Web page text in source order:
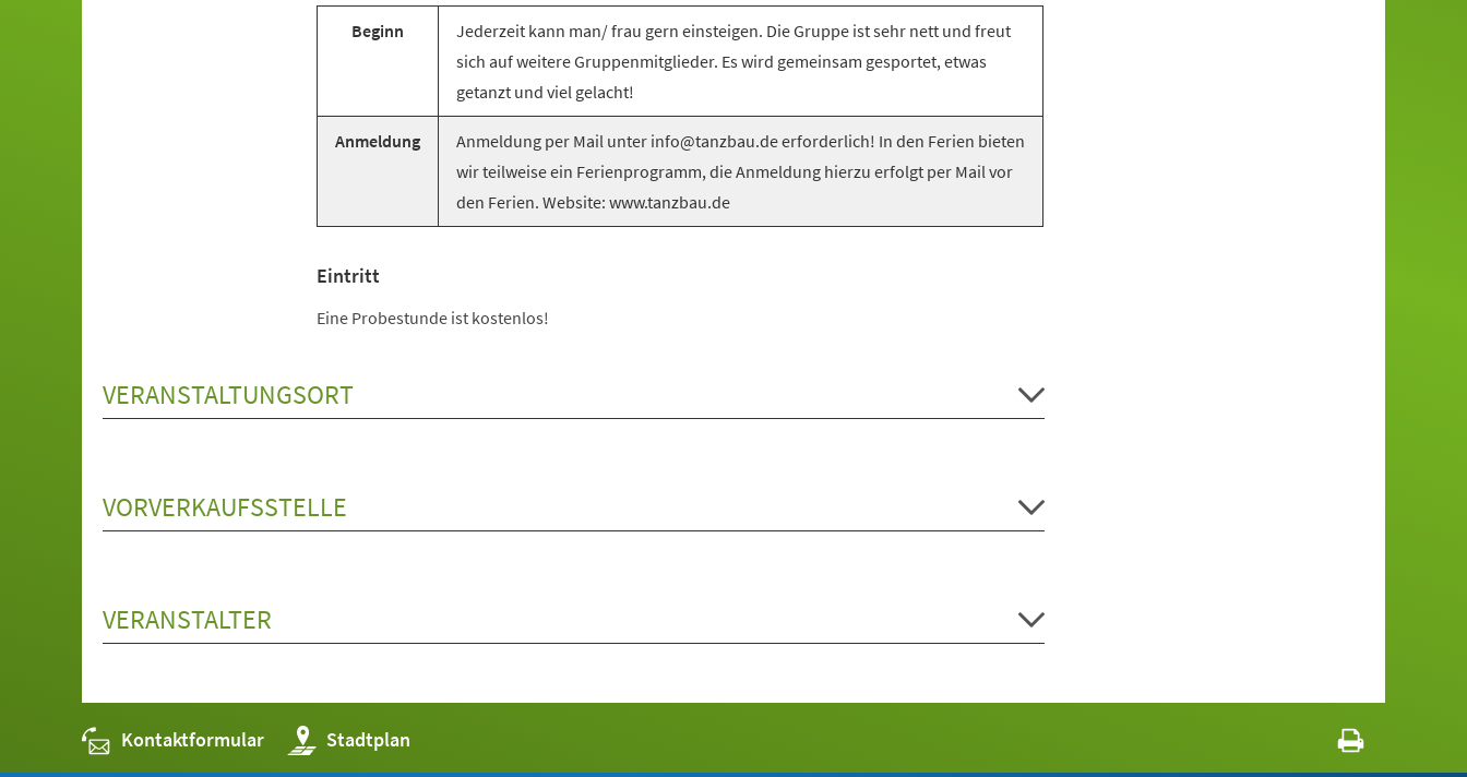
Beginn
Jederzeit kann man/ frau gern einsteigen. Die Gruppe ist sehr nett und freut
sich auf weitere Gruppenmitglieder. Es wird gemeinsam gesportet, etwas
getanzt und viel gelacht!
Anmeldung
Anmeldung per Mail unter info@tanzbau.de erforderlich! In den Ferien bieten
wir teilweise ein Ferienprogramm, die Anmeldung hierzu erfolgt per Mail vor
den Ferien. Website: www.tanzbau.de
Eintritt
Eine Probestunde ist kostenlos!
VERANSTALTUNGSORT
VORVERKAUFSSTELLE
VERANSTALTER
Kontaktformular Stadtplan
(Öffnet
in